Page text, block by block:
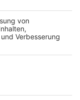
eines
kann
die
Sie der
dieses